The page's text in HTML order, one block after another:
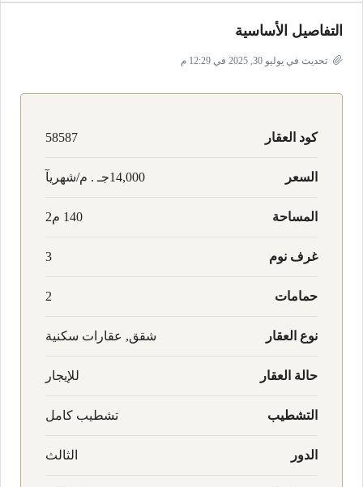
التفاصيل الأساسية
تحديث في يوليو 30, 2025 في 12:29 م
كود العقار 58587
السعر 14,000جـ . م/شهريآ
المساحة 140 م2
غرف نوم 3
حمامات 2
نوع العقار شقق, عقارات سكنية
حالة العقار للإيجار
التشطيب تشطيب كامل
الدور الثالث